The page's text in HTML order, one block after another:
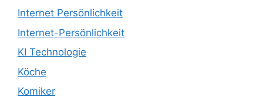
Internet Persönlichkeit
Internet-Persönlichkeit
KI Technologie
Köche
Komiker